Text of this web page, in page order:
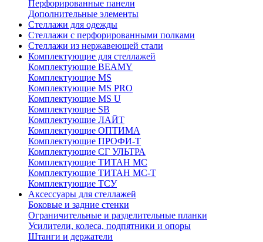
Перфорированные панели
Дополнительные элементы
Стеллажи для одежды
Стеллажи с перфорированными полками
Стеллажи из нержавеющей стали
Комплектующие для стеллажей
Комплектующие BEAMY
Комплектующие MS
Комплектующие MS PRO
Комплектующие MS U
Комплектующие SB
Комплектующие ЛАЙТ
Комплектующие ОПТИМА
Комплектующие ПРОФИ-Т
Комплектующие СГ УЛЬТРА
Комплектующие ТИТАН МС
Комплектующие ТИТАН МС-Т
Комплектующие ТСУ
Аксессуары для стеллажей
Боковые и задние стенки
Ограничительные и разделительные планки
Усилители, колеса, подпятники и опоры
Штанги и держатели